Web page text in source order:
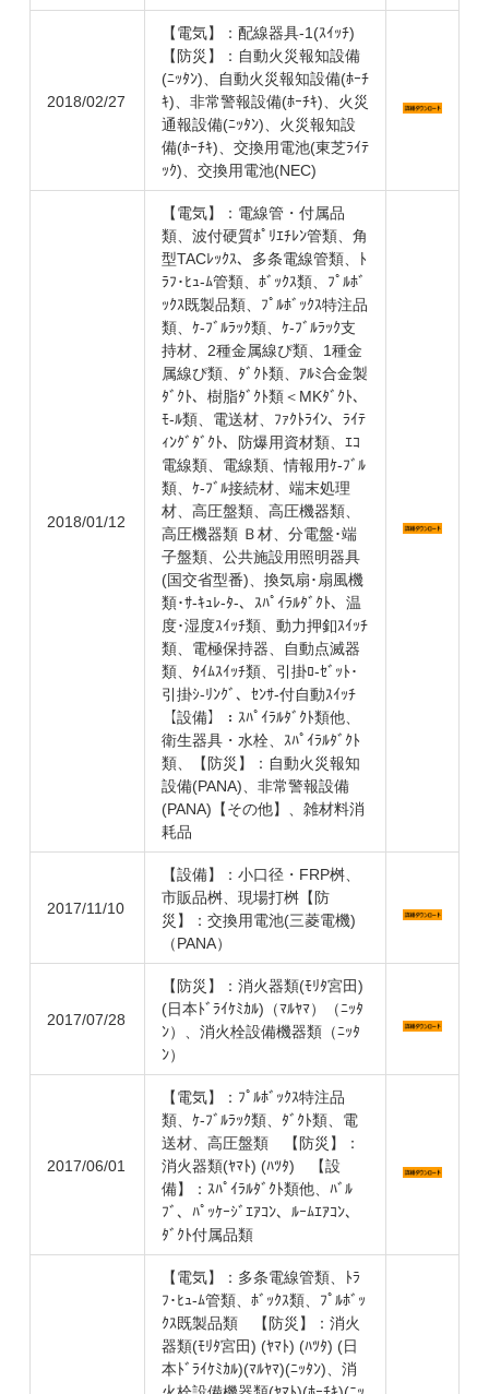
2018/02/27
【電気】：配線器具‐1(ｽｲｯﾁ)
【防災】：自動火災報知設備
(ﾆｯﾀﾝ)、自動火災報知設備(ﾎｰﾁ
ｷ)、非常警報設備(ﾎｰﾁｷ)、火災
通報設備(ﾆｯﾀﾝ)、火災報知設
備(ﾎｰﾁｷ)、交換用電池(東芝ﾗｲﾃ
ｯｸ)、交換用電池(NEC)
2018/01/12
【電気】：電線管・付属品
類、波付硬質ﾎﾟﾘｴﾁﾚﾝ管類、角
型TACﾚｯｸｽ、多条電線管類、ﾄ
ﾗﾌ･ﾋｭ-ﾑ管類、ﾎﾞｯｸｽ類、ﾌﾟﾙﾎﾞ
ｯｸｽ既製品類、ﾌﾟﾙﾎﾞｯｸｽ特注品
類、ｹ-ﾌﾞﾙﾗｯｸ類、ｹ-ﾌﾞﾙﾗｯｸ支
持材、2種金属線ぴ類、1種金
属線ぴ類、ﾀﾞｸﾄ類、ｱﾙﾐ合金製
ﾀﾞｸﾄ、樹脂ﾀﾞｸﾄ類＜MKﾀﾞｸﾄ、
ﾓ-ﾙ類、電送材、ﾌｧｸﾄﾗｲﾝ、ﾗｲﾃ
ｨﾝｸﾞﾀﾞｸﾄ、防爆用資材類、ｴｺ
電線類、電線類、情報用ｹ-ﾌﾞﾙ
類、ｹ-ﾌﾞﾙ接続材、端末処理
材、高圧盤類、高圧機器類、
高圧機器類 Ｂ材、分電盤･端
子盤類、公共施設用照明器具
(国交省型番)、換気扇･扇風機
類･ｻ-ｷｭﾚ-ﾀ-、ｽﾊﾟｲﾗﾙﾀﾞｸﾄ、温
度･湿度ｽｲｯﾁ類、動力押釦ｽｲｯﾁ
類、電極保持器、自動点滅器
類、ﾀｲﾑｽｲｯﾁ類、引掛ﾛ-ｾﾞｯﾄ･
引掛ｼ-ﾘﾝｸﾞ、ｾﾝｻ-付自動ｽｲｯﾁ
【設備】：ｽﾊﾟｲﾗﾙﾀﾞｸﾄ類他、
衛生器具・水栓、ｽﾊﾟｲﾗﾙﾀﾞｸﾄ
類、【防災】：自動火災報知
設備(PANA)、非常警報設備
(PANA)【その他】、雑材料消
耗品
2017/11/10
【設備】：小口径・FRP桝、
市販品桝、現場打桝【防
災】：交換用電池(三菱電機)
（PANA）
2017/07/28
【防災】：消火器類(ﾓﾘﾀ宮田)
(日本ﾄﾞﾗｲｹﾐｶﾙ)（ﾏﾙﾔﾏ）（ﾆｯﾀ
ﾝ）、消火栓設備機器類（ﾆｯﾀ
ﾝ）
2017/06/01
【電気】：ﾌﾟﾙﾎﾞｯｸｽ特注品
類、ｹ-ﾌﾞﾙﾗｯｸ類、ﾀﾞｸﾄ類、電
送材、高圧盤類 【防災】：
消火器類(ﾔﾏﾄ) (ﾊﾂﾀ) 【設
備】：ｽﾊﾟｲﾗﾙﾀﾞｸﾄ類他、ﾊﾞﾙ
ﾌﾞ、ﾊﾟｯｹｰｼﾞｴｱｺﾝ、ﾙｰﾑｴｱｺﾝ、
ﾀﾞｸﾄ付属品類
【電気】：多条電線管類、ﾄﾗ
ﾌ･ﾋｭ-ﾑ管類、ﾎﾞｯｸｽ類、ﾌﾟﾙﾎﾞｯ
ｸｽ既製品類 【防災】：消火
器類(ﾓﾘﾀ宮田) (ﾔﾏﾄ) (ﾊﾂﾀ) (日
本ﾄﾞﾗｲｹﾐｶﾙ)(ﾏﾙﾔﾏ)(ﾆｯﾀﾝ)、消